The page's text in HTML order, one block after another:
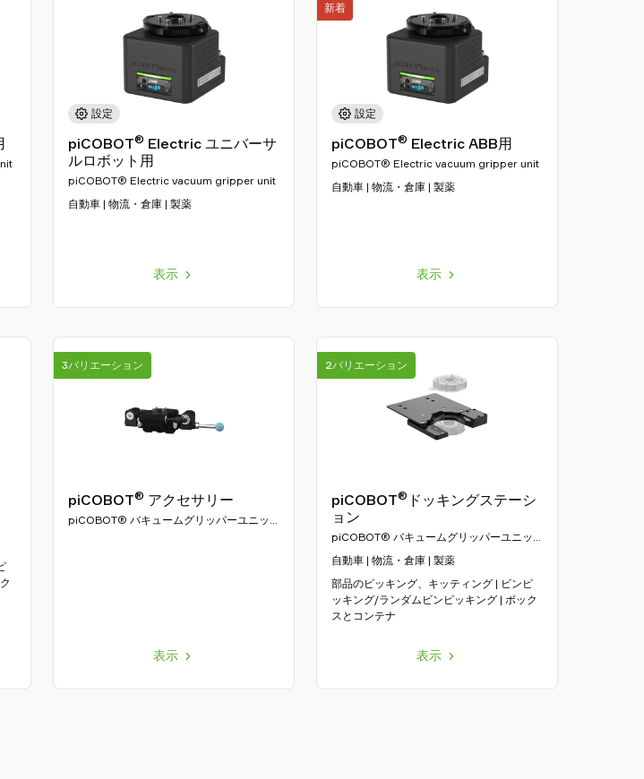
設定
piCOBOT® Electric ユニバーサ
ルロボット用
piCOBOT® Electric vacuum gripper unit
自動車 | 物流・倉庫 | 製薬
表示
設定
piCOBOT® Electric ABB用
piCOBOT® Electric vacuum gripper unit
自動車 | 物流・倉庫 | 製薬
表示
新着
piCOBOT® アクセサリー
piCOBOT® バキュームグリッパーユニッ
表示
3バリエーション
piCOBOT® ドッキングステーシ
ョン
piCOBOT® バキュームグリッパーユニッ
ト
自動車 | 物流・倉庫 | 製薬
部品のピッキング、キッティング | ビンピ
ッキング/ランダムビンピッキング | ボック
スとコンテナ
表示
2バリエーション